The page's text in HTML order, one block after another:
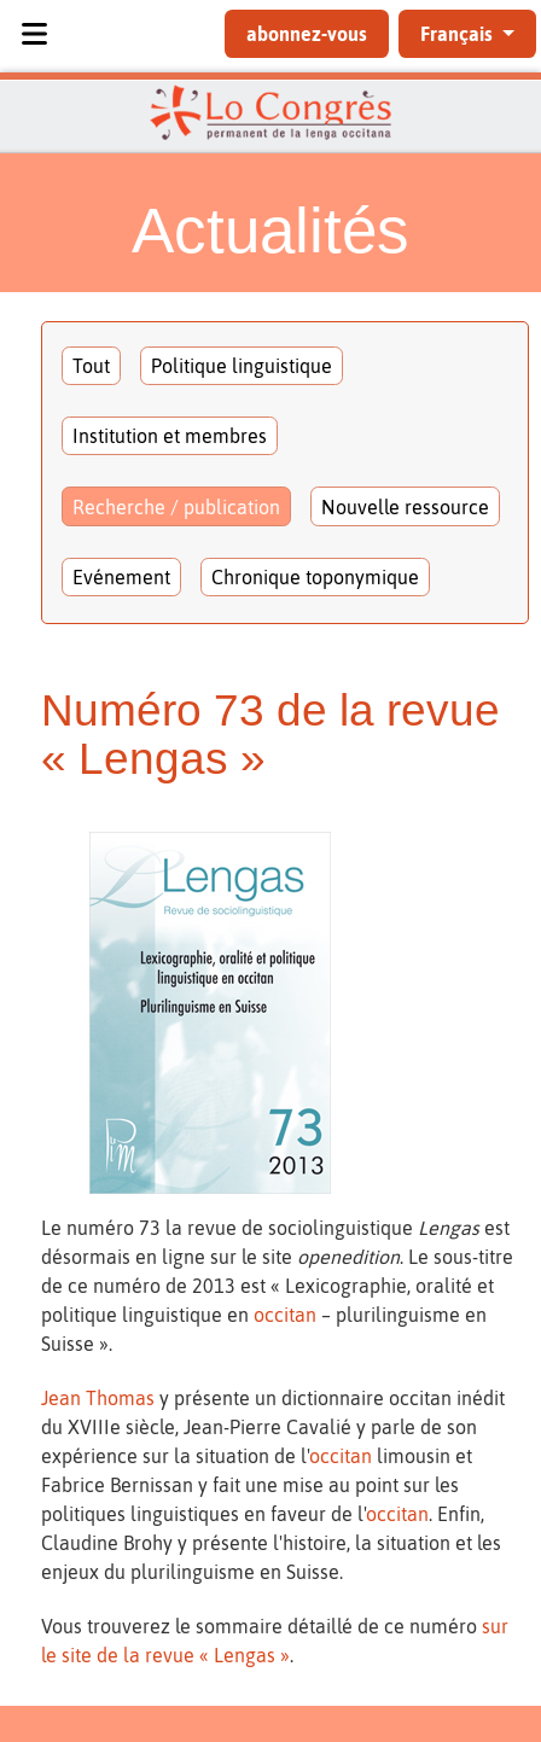
abonnez-vous Français
Actualités
Tout Politique linguistique
Institution et membres
Recherche / publication Nouvelle ressource
Evénement Chronique toponymique
Numéro 73 de la revue
« Lengas »
Le numéro 73 la revue de sociolinguistique Lengasest
désormais en ligne sur le site openedition. Le sous-titre
de ce numéro de 2013 est « Lexicographie, oralité et
politique linguistique en occitan – plurilinguisme en
Suisse ».
Jean Thomas y présente un dictionnaire occitan inédit
du XVIIIe siècle, Jean-Pierre Cavalié y parle de son
expérience sur la situation de l'occitan limousin et
Fabrice Bernissan y fait une mise au point sur les
politiques linguistiques en faveur de l'occitan. Enfin,
Claudine Brohy y présente l'histoire, la situation et les
enjeux du plurilinguisme en Suisse.
Vous trouverez le sommaire détaillé de ce numéro sur
le site de la revue « Lengas ».